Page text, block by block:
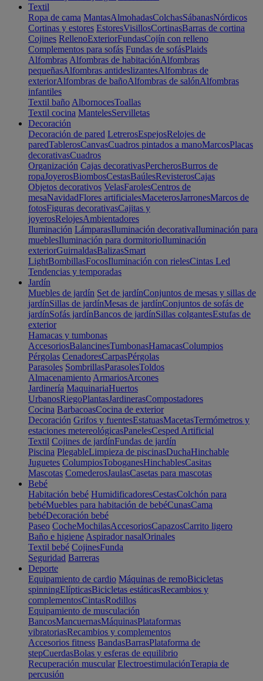
Textil
Ropa de cama MantasAlmohadasColchasSábanasNórdicos
Cortinas y estores EstoresVisillosCortinasBarras de cortina
Cojines RellenoExteriorFundasCojín con relleno
Complementos para sofás Fundas de sofásPlaids
Alfombras Alfombras de habitaciónAlfombras
pequeñasAlfombras antideslizantesAlfombras de
exteriorAlfombras de bañoAlfombras de salónAlfombras
infantiles
Textil baño AlbornocesToallas
Textil cocina MantelesServilletas
Decoración
Decoración de pared LetrerosEspejosRelojes de
paredTablerosCanvasCuadros pintados a manoMarcosPlacas
decorativasCuadros
Organización Cajas decorativasPercherosBurros de
ropaJoyerosBiombosCestasBaúlesRevisterosCajas
Objetos decorativos VelasFarolesCentros de
mesaNavidadFlores artificialesMaceterosJarronesMarcos de
fotosFiguras decorativasCajitas y
joyerosRelojesAmbientadores
Iluminación LámparasIluminación decorativaIluminación para
mueblesIluminación para dormitorioIluminación
exteriorGuirnaldasBalizasSmart
LightBombillasFocosIluminación con rielesCintas Led
Tendencias y temporadas
Jardín
Muebles de jardín Set de jardínConjuntos de mesas y sillas de
jardínSillas de jardínMesas de jardínConjuntos de sofás de
jardínSofás jardínBancos de jardínSillas colgantesEstufas de
exterior
Hamacas y tumbonas
AccesoriosBalancinesTumbonasHamacasColumpios
Pérgolas CenadoresCarpasPérgolas
Parasoles SombrillasParasolesToldos
Almacenamiento ArmariosArcones
Jardinería MaquinariaHuertos
UrbanosRiegoPlantasJardinerasCompostadores
Cocina BarbacoasCocina de exterior
Decoración Grifos y fuentesEstatuasMacetasTermómetros y
estaciones metereológicasPanelesCesped Artificial
Textil Cojines de jardínFundas de jardín
Piscina PlegableLimpieza de piscinasDuchaHinchable
Juguetes ColumpiosToboganesHinchablesCasitas
Mascotas ComederosJaulasCasetas para mascotas
Bebé
Habitación bebé HumidificadoresCestasColchón para
bebéMuebles para habitación de bebéCunasCama
bebéDecoración bebé
Paseo CocheMochilasAccesoriosCapazosCarrito ligero
Baño e higiene Aspirador nasalOrinales
Textil bebé CojinesFunda
Seguridad Barreras
Deporte
Equipamiento de cardio Máquinas de remoBicicletas
spinningElípticasBicicletas estáticasRecambios y
complementosCintasRodillos
Equipamiento de musculación
BancosMancuernasMáquinasPlataformas
vibratoriasRecambios y complementos
Accesorios fitness BandasBarrasPlataforma de
stepCuerdasBolas y esferas de equilibrio
Recuperación muscular ElectroestimulaciónTerapia de
percusión